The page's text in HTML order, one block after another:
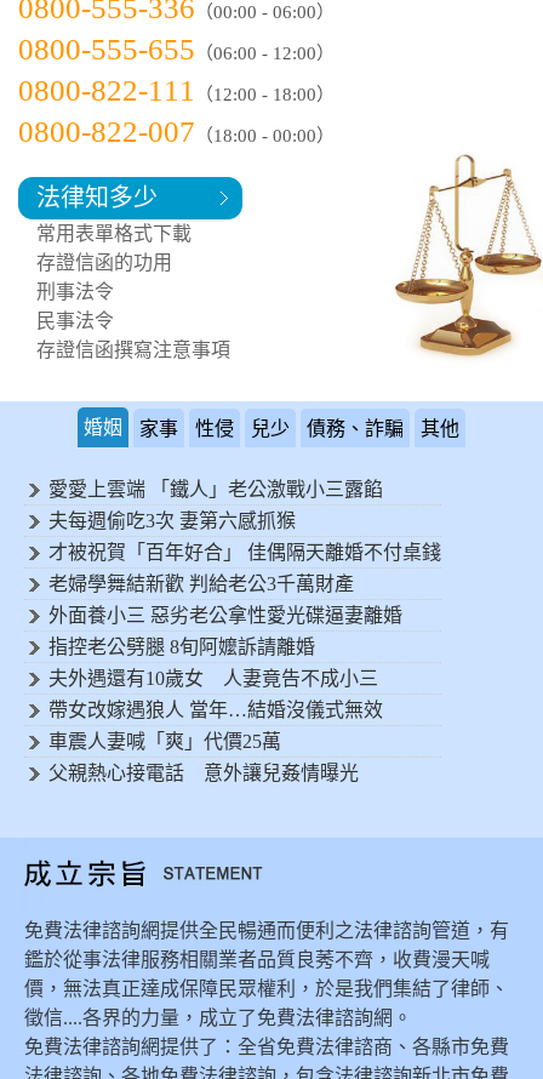
0800-555-336 （00:00 - 06:00）
0800-555-655 （06:00 - 12:00）
0800-822-111 （12:00 - 18:00）
0800-822-007 （18:00 - 00:00）
法律知多少
常用表單格式下載
存證信函的功用
刑事法令
民事法令
存證信函撰寫注意事項
婚姻 家事 性侵 兒少 債務、詐騙 其他
愛愛上雲端 「鐵人」老公激戰小三露餡
夫每週偷吃3次 妻第六感抓猴
才被祝賀「百年好合」 佳偶隔天離婚不付桌錢
老婦學舞結新歡 判給老公3千萬財產
外面養小三 惡劣老公拿性愛光碟逼妻離婚
指控老公劈腿 8旬阿嬤訴請離婚
夫外遇還有10歲女 人妻竟告不成小三
帶女改嫁遇狼人 當年…結婚沒儀式無效
車震人妻喊「爽」代價25萬
父親熱心接電話 意外讓兒姦情曝光
免費法律諮詢網提供全民暢通而便利之法律諮詢管道，有
鑑於從事法律服務相關業者品質良莠不齊，收費漫天喊
價，無法真正達成保障民眾權利，於是我們集結了律師、
徵信....各界的力量，成立了免費法律諮詢網。
免費法律諮詢網提供了：全省免費法律諮商、各縣市免費